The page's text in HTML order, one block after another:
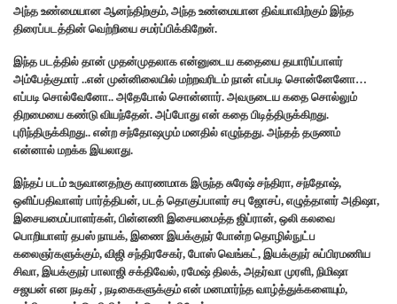
அந்த உண்மையான ஆனந்திற்கும், அந்த உண்மையான திவ்யாவிற்கும் இந்த
திரைப்படத்தின் வெற்றியை சமர்ப்பிக்கிறேன்.
இந்த படத்தில் தான் முதன்முதலாக என்னுடைய கதையை தயாரிப்பாளர்
அம்பேத்குமார் ..என் முன்னிலையில் மற்றவரிடம் நான் எப்படி சொன்னேனோ…
எப்படி சொல்வேனோ.. அதேபோல் சொன்னார். அவருடைய கதை சொல்லும்
திறமையை கண்டு வியந்தேன். அப்போது என் கதை பிடித்திருக்கிறது.
புரிந்திருக்கிறது.. என்ற சந்தோஷமும் மனதில் எழுந்தது. அந்தத் தருணம்
என்னால் மறக்க இயலாது.
இந்தப் படம் உருவானதற்கு காரணமாக இருந்த சுரேஷ் சந்திரா, சந்தோஷ்,
ஒளிப்பதிவாளர் பார்த்திபன், படத் தொகுப்பாளர் சபு ஜோசப், எழுத்தாளர் அதிஷா,
இசையமைப்பாளர்கள், பின்னணி இசையமைத்த ஜிப்ரான், ஒலி கலவை
பொறியாளர் தபஸ் நாயக், இணை இயக்குநர் போன்ற தொழில்நுட்ப
கலைஞர்களுக்கும், விஜி சந்திரசேகர், போஸ் வெங்கட், இயக்குநர் சுப்பிரமணிய
சிவா, இயக்குநர் பாலாஜி சக்திவேல், ரமேஷ் திலக், அதர்வா முரளி, நிமிஷா
சஜயன் என நடிகர் , நடிகைகளுக்கும் என் மனமார்ந்த வாழ்த்துக்களையும்,